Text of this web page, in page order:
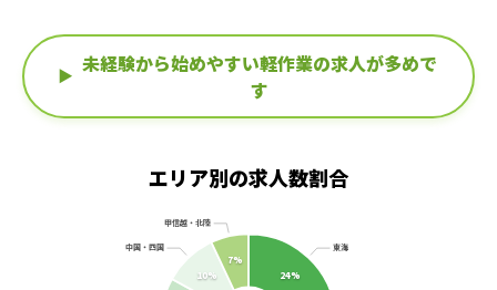
未経験から始めやすい軽作業の求人が多めで
す
エリア別の求人数割合
東海
24%
中国・四国
10%
甲信越・北陸
7%